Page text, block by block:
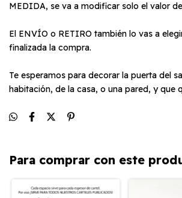
MEDIDA, se va a modificar solo el valor
El ENVÍO o RETIRO también lo vas a
finalizada la compra.
Te esperamos para decorar la puerta del
habitación, de la casa, o una pared, y que
Para comprar con este